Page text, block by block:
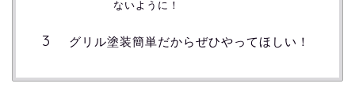
ないように！
グリル塗装簡単だからぜひやってほしい！